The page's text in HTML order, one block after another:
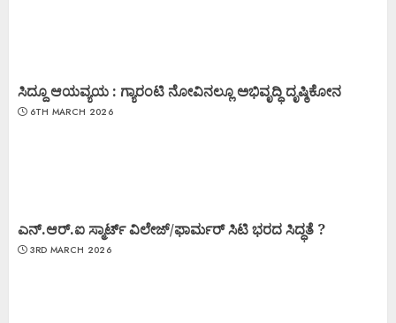
ಸಿದ್ದೂ ಆಯವ್ಯಯ : ಗ್ಯಾರಂಟಿ ನೋವಿನಲ್ಲೂ ಅಭಿವೃದ್ಧಿ ದೃಷ್ಠಿಕೋನ
6TH MARCH 2026
ಎನ್.ಆರ್.ಐ ಸ್ಮಾರ್ಟ್ ವಿಲೇಜ್/ಫಾರ್ಮರ್ ಸಿಟಿ ಭರದ ಸಿದ್ಧತೆ ?
3RD MARCH 2026